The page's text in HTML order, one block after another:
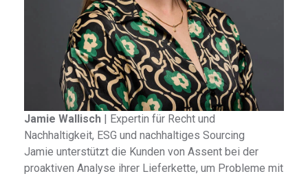
Jamie Wallisch | Expertin für Recht und
Nachhaltigkeit, ESG und nachhaltiges Sourcing
Jamie unterstützt die Kunden von Assent bei der
proaktiven Analyse ihrer Lieferkette, um Probleme mit